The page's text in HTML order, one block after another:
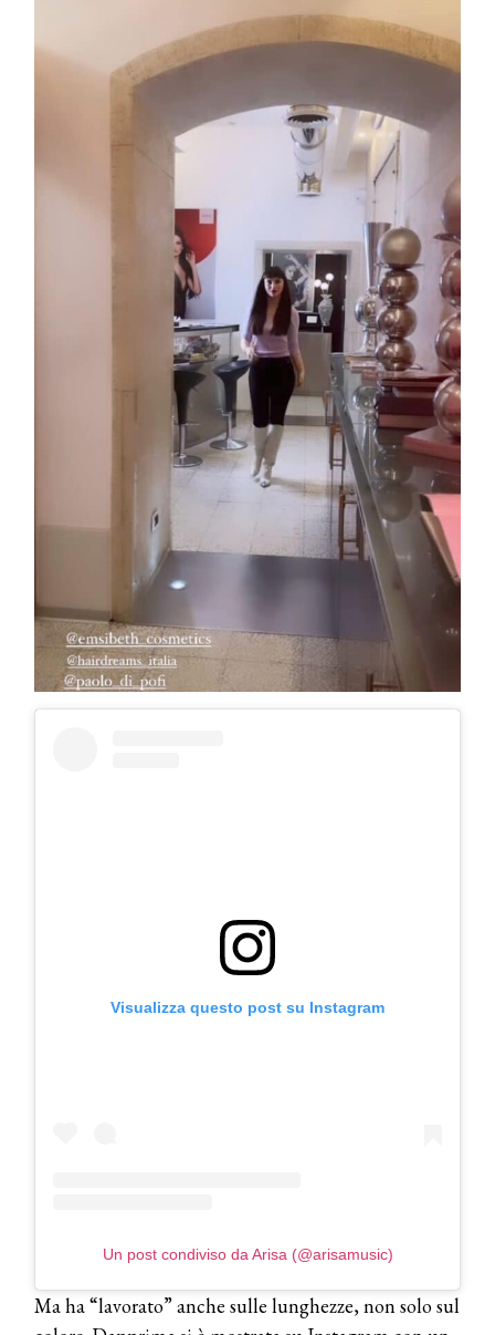
Visualizza questo post su Instagram
Un post condiviso da Arisa (@arisamusic)
Ma ha “lavorato” anche sulle lunghezze, non solo sul